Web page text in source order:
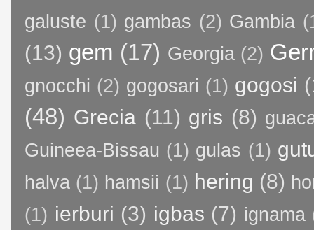
galuste (1) gambas (2) Gambia
(13) gem (17) Georgia (2)
gnocchi (2) gogosari (1) gogosi
(48) Grecia (11) gris (8)
Guineea-Bissau (1) gulas (1)
halva (1) hamsii (1) hering (8)
(1) ierburi (3) igbas (7) ignama